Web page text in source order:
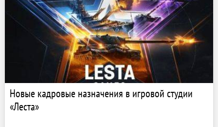
Новые кадровые назначения в игровой студии
«Леста»